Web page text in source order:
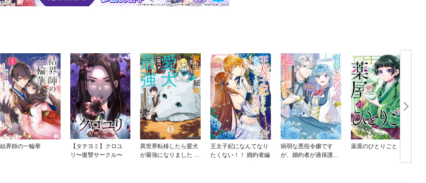
結界師の一輪華
【タテヨミ】クロユ
リ〜復讐サークル〜
異世界転移したら愛犬
が最強になりました ～
王太子妃になんてなり
たくない！！ 婚約者編
病弱な悪役令嬢です
が、婚約者が過保護す
薬屋のひとりごと